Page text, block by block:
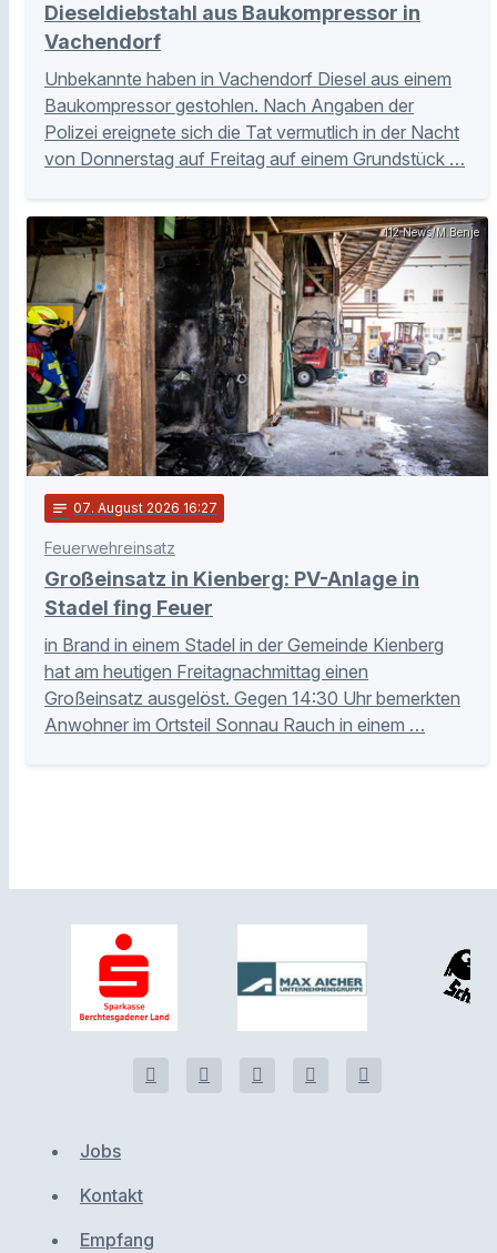
Dieseldiebstahl aus Baukompressor in
Vachendorf
Unbekannte haben in Vachendorf Diesel aus einem
Baukompressor gestohlen. Nach Angaben der
Polizei ereignete sich die Tat vermutlich in der Nacht
von Donnerstag auf Freitag auf einem Grundstück …
112 News/M.Benje
notes 07. August 2026 16:27
Feuerwehreinsatz
Großeinsatz in Kienberg: PV-Anlage in
Stadel fing Feuer
in Brand in einem Stadel in der Gemeinde Kienberg
hat am heutigen Freitagnachmittag einen
Großeinsatz ausgelöst. Gegen 14:30 Uhr bemerkten
Anwohner im Ortsteil Sonnau Rauch in einem …
Jobs
Kontakt
Empfang